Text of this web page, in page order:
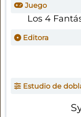
Juego
Los 4
Editora
Estudio de